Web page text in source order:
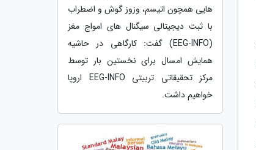
هایی همچون اتیسم، وزوز گوش و اضطراب
با ثبت دیجیتالی سیگنال های امواج مغز
(EEG-INFO) گفت: کارگاهی در حاشیه
همایش امسال برای نخستین بار توسط
مرکز تحقیقاتی تربیتی EEG-INFO اروپا
خواهیم داشت.